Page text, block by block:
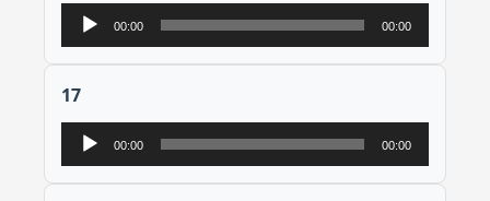
Lecteur
audio
00:00 00:00
17
Lecteur
audio
00:00 00:00